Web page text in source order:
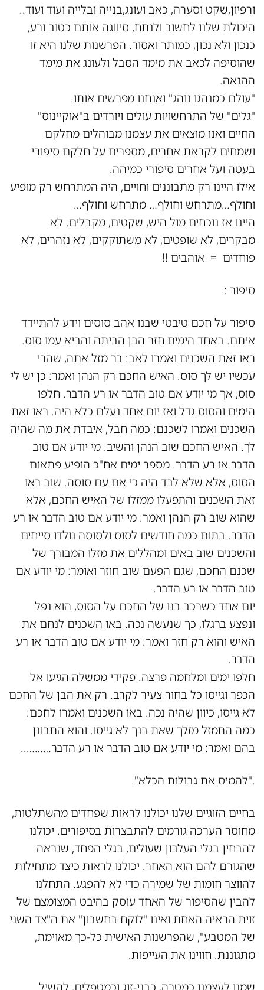
ורפיון,שקט וסערה, כאב ועונג,בנייה ובלייה ועוד ועוד..
היכולת שלנו לחשוב ולנתח, סיווגה אותם כטוב ורע,
כנכון ולא נכון, כמותר ואסור. הפרשנות שלנו היא זו
שהוסיפה לכאב את מימד הסבל ולעונג את מימד
ההנאה.
"עולם כמנהגו נוהג" ואנחנו מפרשים אותו.
"גלים" של התרחשויות עולים ויורדים ב"אוקיינוס"
החיים ואנו מוצאים את עצמנו מבוהלים מחלקם
ושמחים לקראת אחרים, מספרים על חלקם סיפורי
בעטה ועל אחרים סיפורי כמיהה.
אילו היינו רק מתבוננים וחויים, היה המתרחש רק מופיע
וחולף…מתרחש וחולף… מתרחש וחולף…
היינו אז נוכחים מול היש, שקטים, מקבלים. לא
מבקרים, לא שופטים, לא משתוקקים, לא נזהרים, לא
פוחדים = אוהבים !!
סיפור :
סיפור על חכם טיבטי שבנו אהב סוסים וידע להתיידד
איתם. באחד הימים חזר הבן הביתה והביא עמו סוס.
ראו זאת השכנים ואמרו לאב: בר מזל אתה, שהרי
עכשיו יש לך סוס. האיש החכם רק הנהן ואמר: כן יש לי
סוס, אך מי יודע אם טוב הדבר או רע הדבר. חלפו
הימים והסוס גדל ואז יום אחד נעלם כלא היה. ראו זאת
השכנים ואמרו לשכנם: כמה חבל, איבדת את מה שהיה
לך. האיש החכם שוב הנהן והשיב: מי יודע אם טוב
הדבר או רע הדבר. מספר ימים אח"כ הופיע פתאום
הסוס, אלא שלא לבד היה כי אם עם סוסה. שוב ראו
זאת השכנים והתפעלו ממזלו של האיש החכם, אלא
שהוא שוב רק הנהן ואמר: מי יודע אם טוב הדבר או רע
הדבר. בתום כמה חודשים לסוס ולסוסה נולדו סייחים
והשכנים שוב באים ומהללים את מזלו המבורך של
שכנם החכם, שגם הפעם שוב חוזר ואומר: מי יודע אם
טוב הדבר או רע הדבר.
יום אחד כשרכב בנו של החכם על הסוס, הוא נפל
ונפצע ברגלו, כך שנעשה נכה. באו השכנים לנחם את
האיש והוא רק חזר ואמר: מי יודע אם טוב הדבר או רע
הדבר.
חלפו ימים ומלחמה פרצה. פקידי ממשלה הגיעו אל
הכפר וגייסו כל בחור צעיר לקרב. רק את הבן של החכם
לא גייסו, כיוון שהיה נכה. באו השכנים ואמרו לחכם:
כמה התמזל מזלך שאת בנך לא גייסו. והוא התבונן
בהם ואמר: מי יודע אם טוב הדבר או רע הדבר………..
."להמיס את גבולות הכלא":
בחיים הזוגיים שלנו יכולנו לראות שפחדים מהשתלטות,
מחוסר הערכה גורמים להתבצרות בסיפורים. יכולנו
להבחין בגלי העלבון שעולים, בגלי הפחד, שנראה
שהגורם להם הוא האחר. יכולנו לראות כיצד מתחילות
להווצר חומות של שמירה כדי לא להפגע. התחלנו
להבין שהסיפור של האחד עוסק בהיבט המצומצם של
זוית הראיה האחת ואינו "לוקח בחשבון" את ה"צד השני
של המטבע", שהפרשנות האישית כל-כך מאוימת,
מתגוננת. חווינו את העייפות.
שמנו לעצמנו כמטרה, כבני-זוג וכמטפלים, להשיל